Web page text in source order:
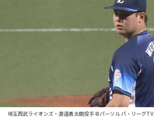
ファーム東地区
選手名鑑トップ
ニュース
埼玉西武ライオンズ・渡邉勇太朗投手 ©パーソル パ・リーグTV